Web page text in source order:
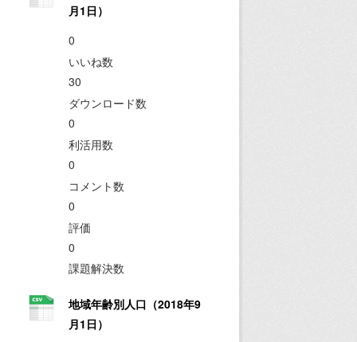
月1日）
0
いいね数
30
ダウンロード数
0
利活用数
0
コメント数
0
評価
0
課題解決数
地域年齢別人口（2018年9
月1日）